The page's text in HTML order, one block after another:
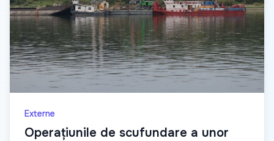
Externe
Operațiunile de scufundare a unor